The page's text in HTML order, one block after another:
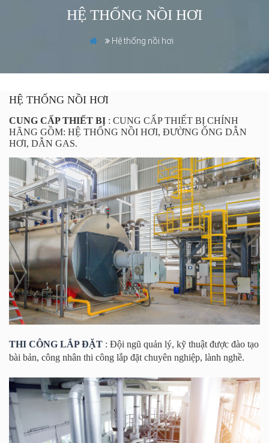
HỆ THỐNG NỒI HƠI
Hệ thống nồi hơi
HỆ THỐNG NỒI HƠI
CUNG CẤP THIẾT BỊ : CUNG CẤP THIẾT BỊ CHÍNH
HÃNG GỒM: HỆ THỐNG NỒI HƠI, ĐƯỜNG ỐNG DẪN
HƠI, DẪN GAS.
THI CÔNG LẮP ĐẶT : Đội ngũ quản lý, kỹ thuật được đào tạo
bài bản, công nhân thi công lắp đặt chuyên nghiệp, lành nghề.